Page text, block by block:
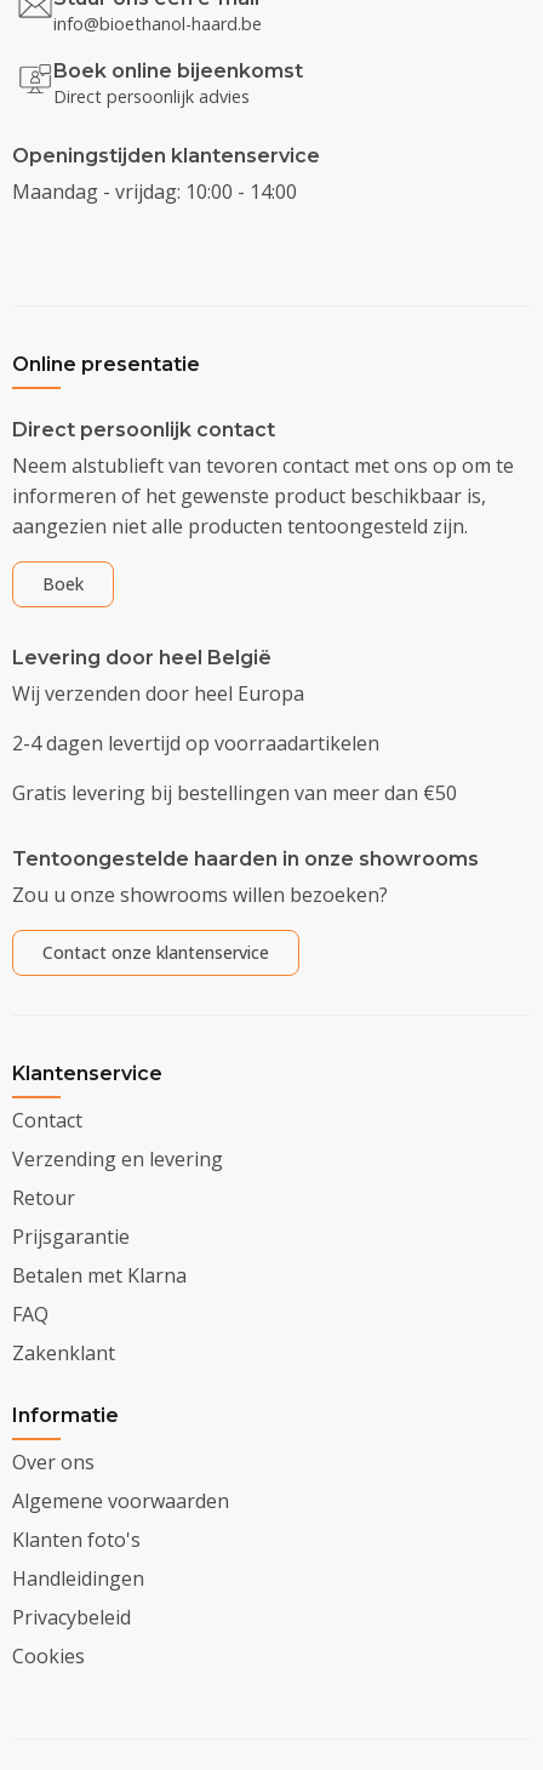
info@bioethanol-haard.be
Boek online bijeenkomst
Direct persoonlijk advies
Openingstijden klantenservice
Maandag - vrijdag: 10:00 - 14:00
Online presentatie
Direct persoonlijk contact
Neem alstublieft van tevoren contact met ons op om te
informeren of het gewenste product beschikbaar is,
aangezien niet alle producten tentoongesteld zijn.
Boek
Levering door heel België
Wij verzenden door heel Europa
2-4 dagen levertijd op voorraadartikelen
Gratis levering bij bestellingen van meer dan €50
Tentoongestelde haarden in onze showrooms
Zou u onze showrooms willen bezoeken?
Contact onze klantenservice
Klantenservice
Contact
Verzending en levering
Retour
Prijsgarantie
Betalen met Klarna
FAQ
Zakenklant
Informatie
Over ons
Algemene voorwaarden
Klanten foto's
Handleidingen
Privacybeleid
Cookies